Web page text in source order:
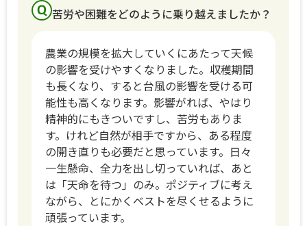
苦労や困難をどのように乗り越えましたか？
農業の規模を拡大していくにあたって天候
の影響を受けやすくなりました。収穫期間
も長くなり、すると台風の影響を受ける可
能性も高くなります。影響がれば、やはり
精神的にもきついですし、苦労もありま
す。けれど自然が相手ですから、ある程度
の開き直りも必要だと思っています。日々
一生懸命、全力を出し切っていれば、あと
は「天命を待つ」のみ。ポジティブに考え
ながら、とにかくベストを尽くせるように
頑張っています。